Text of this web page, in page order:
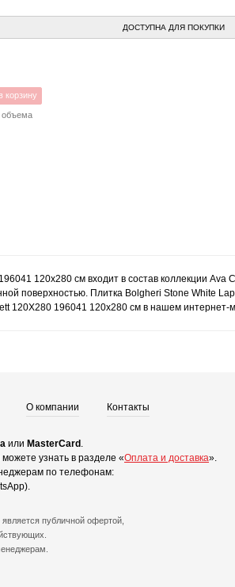
ДОСТУПНА ДЛЯ ПОКУПКИ
корзину
объема
120x280 см входит в состав коллекции
поверхностью. Плитка Bolgheri Stone White
120Х280 196041 120x280 см в нашем
О компании Контакты
или MasterCard .
узнать в разделе «Оплата и доставка».
по телефонам:
публичной офертой,